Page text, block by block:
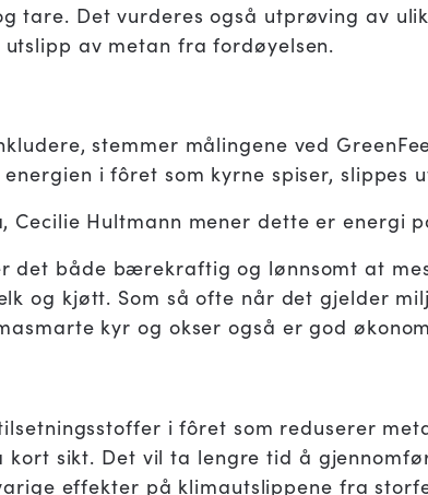
tare. Det vurderes også utprøving av
av metan fra fordøyelsen.
stemmer målingene ved
i fôret som kyrne spiser, slippes
Hultmann mener dette er energi
det både bærekraftig og lønnsomt at
og kjøtt. Som så ofte når det gjelder
kyr og okser også er god
i fôret som reduserer
sikt. Det vil ta lengre tid å
effekter på klimautslippene fra